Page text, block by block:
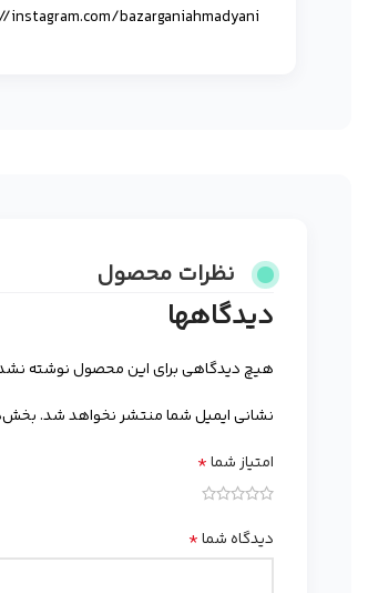
bazarganiahmadyani
نظرات محصول
دیدگاهها
هیچ دیدگاهی برای این محصول نوشته
نشانی ایمیل شما منتشر نخواهد شد.
امتیاز شما*
دیدگاه شما*